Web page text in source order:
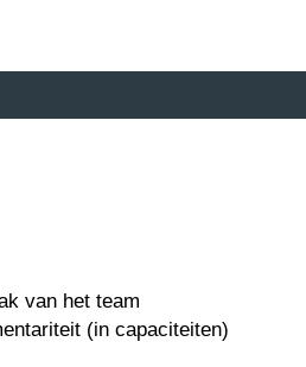
van het team
(in capaciteiten)